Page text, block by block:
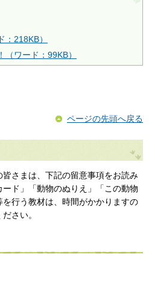
218KB）
ワード：99KB）
ページの先頭へ戻る
さまは、下記の留意事項をお読み
ド」「動物のぬりえ」「この動物
行う教材は、時間がかかりますの
さい。